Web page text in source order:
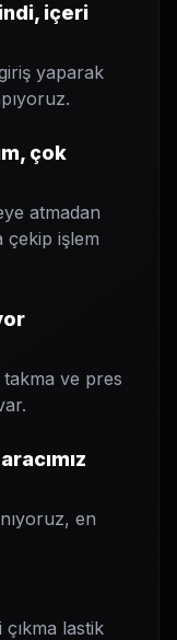
içeri
yaparak
çok
atmadan
çekip işlem
ve pres
en
lastik